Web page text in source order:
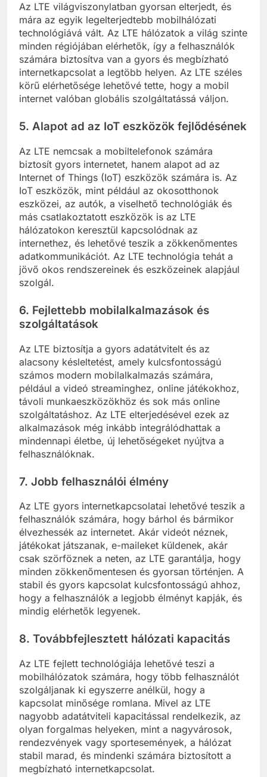
Az LTE világviszonylatban gyorsan elterjedt, és
mára az egyik legelterjedtebb mobilhálózati
technológiává vált. Az LTE hálózatok a világ szinte
minden régiójában elérhetők, így a felhasználók
számára biztosítva van a gyors és megbízható
internetkapcsolat a legtöbb helyen. Az LTE széles
körű elérhetősége lehetővé tette, hogy a mobil
internet valóban globális szolgáltatássá váljon.
5. Alapot ad az IoT eszközök fejlődésének
Az LTE nemcsak a mobiltelefonok számára
biztosít gyors internetet, hanem alapot ad az
Internet of Things (IoT) eszközök számára is. Az
IoT eszközök, mint például az okosotthonok
eszközei, az autók, a viselhető technológiák és
más csatlakoztatott eszközök is az LTE
hálózatokon keresztül kapcsolódnak az
internethez, és lehetővé teszik a zökkenőmentes
adatkommunikációt. Az LTE technológia tehát a
jövő okos rendszereinek és eszközeinek alapjául
szolgál.
6. Fejlettebb mobilalkalmazások és
szolgáltatások
Az LTE biztosítja a gyors adatátvitelt és az
alacsony késleltetést, amely kulcsfontosságú
számos modern mobilalkalmazás számára,
például a videó streaminghez, online játékokhoz,
távoli munkaeszközökhöz és sok más online
szolgáltatáshoz. Az LTE elterjedésével ezek az
alkalmazások még inkább integrálódhattak a
mindennapi életbe, új lehetőségeket nyújtva a
felhasználóknak.
7. Jobb felhasználói élmény
Az LTE gyors internetkapcsolatai lehetővé teszik a
felhasználók számára, hogy bárhol és bármikor
élvezhessék az internetet. Akár videót néznek,
játékokat játszanak, e-maileket küldenek, akár
csak szörföznek a neten, az LTE garantálja, hogy
minden zökkenőmentesen és gyorsan történjen. A
stabil és gyors kapcsolat kulcsfontosságú ahhoz,
hogy a felhasználók a legjobb élményt kapják, és
mindig elérhetők legyenek.
8. Továbbfejlesztett hálózati kapacitás
Az LTE fejlett technológiája lehetővé teszi a
mobilhálózatok számára, hogy több felhasználót
szolgáljanak ki egyszerre anélkül, hogy a
kapcsolat minősége romlana. Mivel az LTE
nagyobb adatátviteli kapacitással rendelkezik, az
olyan forgalmas helyeken, mint a nagyvárosok,
rendezvények vagy sportesemények, a hálózat
stabil marad, és mindenki számára biztosított a
megbízható internetkapcsolat.